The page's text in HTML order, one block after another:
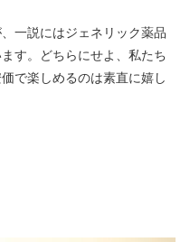
一説にはジェネリック薬品
す。どちらにせよ、私たち
で楽しめるのは素直に嬉し